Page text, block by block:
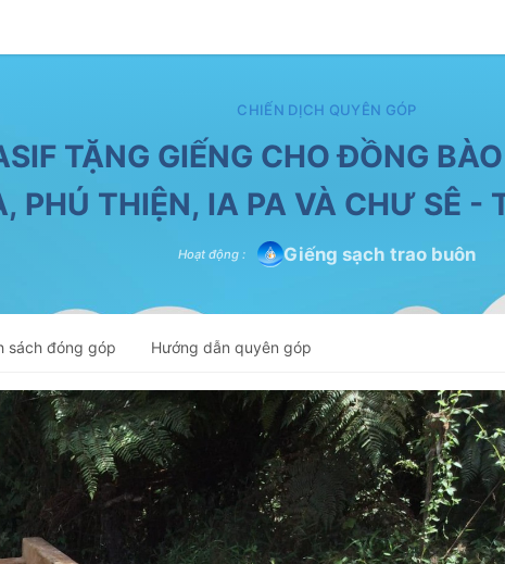
CHIẾN DỊCH QUYÊN GÓP
TẶNG GIẾNG CHO ĐỒNG
PHÚ THIỆN, IA PA VÀ CHƯ SÊ -
Hoạt động : Giếng sạch trao buôn
sách đóng góp Hướng dẫn quyên góp